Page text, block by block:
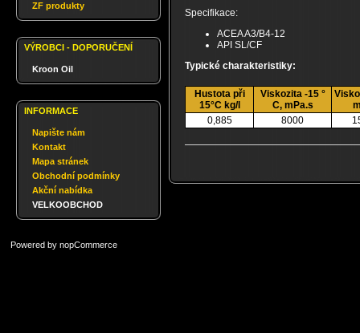
ZF produkty
VÝROBCI - DOPORUČENÍ
Kroon Oil
INFORMACE
Napište nám
Kontakt
Mapa stránek
Obchodní podmínky
Akční nabídka
VELKOOBCHOD
Specifikace:
ACEA A3/B4-12
API SL/CF
Typické charakteristiky:
Hustota při
15°C kg/l
Viskozita -15 °
C, mPa.s
0,885
8000
Powered by nopCommerce